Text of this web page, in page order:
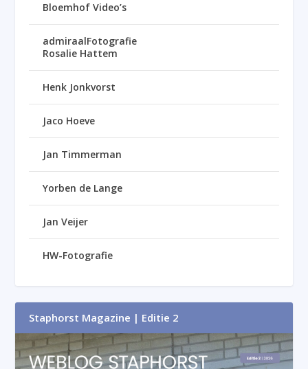
Bloemhof Video’s
admiraalFotografie
Rosalie Hattem
Henk Jonkvorst
Jaco Hoeve
Jan Timmerman
Yorben de Lange
Jan Veijer
HW-Fotografie
Staphorst Magazine | Editie 2